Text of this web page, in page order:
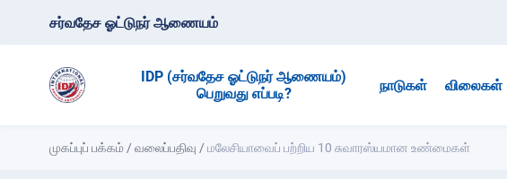
சர்வதேச ஓட்டுநர் ஆணையம்
IDP (சர்வதேச ஓட்டுநர் ஆணையம்)
பெறுவது எப்படி?
நாடுகள் விலைகள்
முகப்புப் பக்கம் /வலைப்பதிவு /மலேசியாவைப் பற்றிய 10 சுவாரஸ்யமான உண்மைகள்